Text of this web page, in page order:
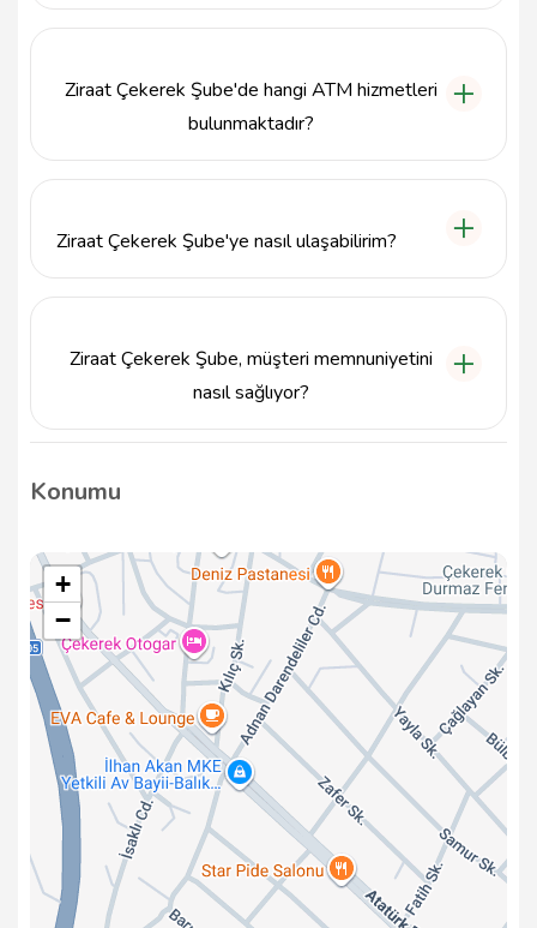
Ziraat Çekerek Şube'de hangi ATM hizmetleri
bulunmaktadır?
Ziraat Çekerek Şube'ye nasıl ulaşabilirim?
Ziraat Çekerek Şube, müşteri memnuniyetini
nasıl sağlıyor?
Ziraat Çekerek Şube, müşteri memnuniyetini ön
hizmet sunmayı hedeflemektedir.
Konumu
+
−